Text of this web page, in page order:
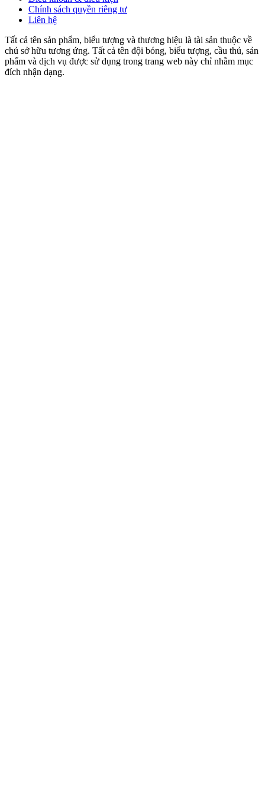
Chính sách quyền riêng tư
Liên hệ
Tất cả tên sản phẩm, biểu tượng và thương hiệu là tài sản thuộc về
chủ sở hữu tương ứng. Tất cả tên đội bóng, biểu tượng, cầu thủ, sản
phẩm và dịch vụ được sử dụng trong trang web này chỉ nhằm mục
đích nhận dạng.